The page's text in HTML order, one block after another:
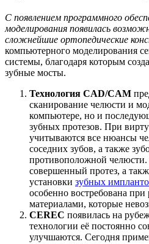
С появлением программного
моделирования появилась
сложнейшие ортопедические
компьютерного моделирования
системы, благодаря которым
зубные мосты.
Технология CAD/CAM
сканирование челюсти и
компьютере, но и
зубных протезов. При
учитываются все нюансы
соседних зубов, а также
противоположной челюсти.
совершенный протез, а
установки зубных
особенно востребована
материалами, которые
CEREC появилась на
технологии её постоянно
улучшаются. Сегодня